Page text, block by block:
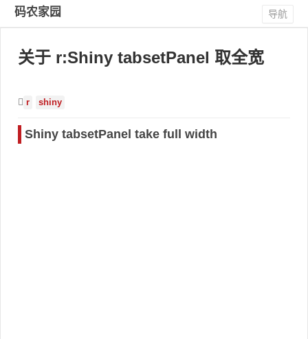
码农家园 导航
关于 r:Shiny tabsetPanel 取全宽
r shiny
Shiny tabsetPanel take full width